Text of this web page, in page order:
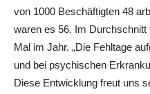
von 1000 Beschäftigten 48
waren es 56. Im
Mal im Jahr. „Die Fehltage
und bei psychischen
Diese Entwicklung freut uns